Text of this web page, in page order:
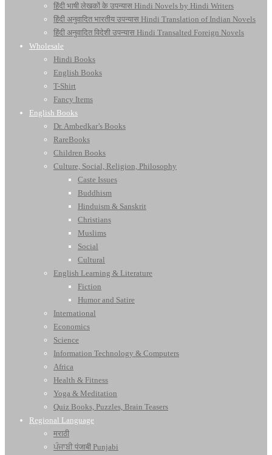
हिंदी भाषी लेखकों के उपन्यास Hindi Novels by Hindi Writers
हिंदी अनुवादित भारतीय उपन्यास Hindi Translation of Indian Novels
हिंदी अनुवादित विदेशी उपन्यास Hindi Transalted Foreign Novels
Wholesale
Hindi Books
English Books
T-Shirt
Fancy Items
English Books
Dr. Ambedkar’s Books
RareBooks
Children Books
Culture, Social, Religion, Philosophy
Caste Issues
Buddhism
Hinduism & Sanskrit
Christians
Muslims
Social
Cultural
English Learning & Literature
Fiction
Humor and Satire
International
Economics
Science
Information Technology & Computers
Africa
Health & Fitness
Yoga & Meditation
Quiz Books, Puzzles, Brain Teasers
Regional Language
मराठी
ਪੰਜਾਬੀ पंजाबी Punjabi